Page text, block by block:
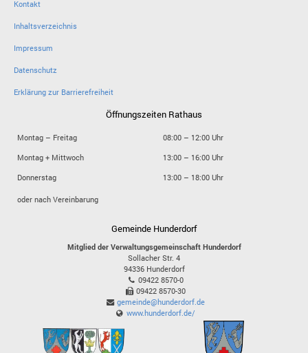
Kontakt
Inhaltsverzeichnis
Impressum
Datenschutz
Erklärung zur Barrierefreiheit
Öffnungszeiten Rathaus
Montag – Freitag
08:00 – 12:00 Uhr
Montag + Mittwoch
13:00 – 16:00 Uhr
Donnerstag
13:00 – 18:00 Uhr
oder nach Vereinbarung
Gemeinde Hunderdorf
Mitglied der Verwaltungsgemeinschaft Hunderdorf
Sollacher Str. 4
94336 Hunderdorf
09422 8570-0
09422 8570-30
gemeinde@hunderdorf.de
www.hunderdorf.de/